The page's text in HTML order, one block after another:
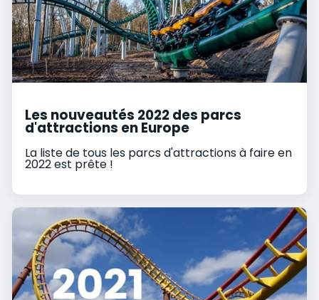
Les nouveautés 2022 des parcs
d'attractions en Europe
La liste de tous les parcs d'attractions à faire en
2022 est prête !